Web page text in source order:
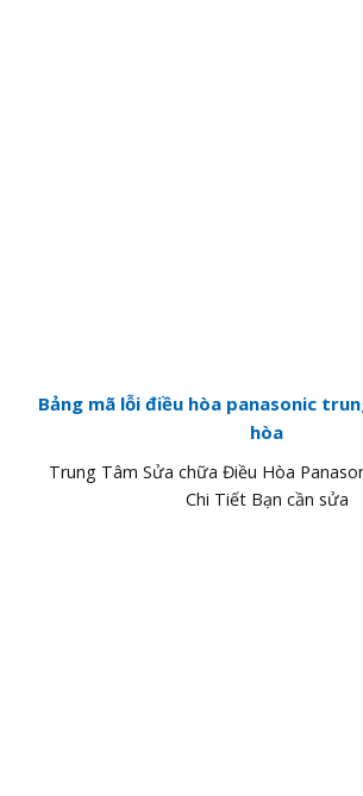
Bảng mã lỗi điều hòa panasonic
hòa
Trung Tâm Sửa chữa Điều Hòa
Chi Tiết Bạn cần sửa